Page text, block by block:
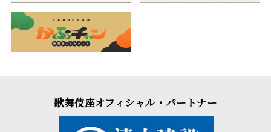
歌舞伎座オフィシャル・パートナー